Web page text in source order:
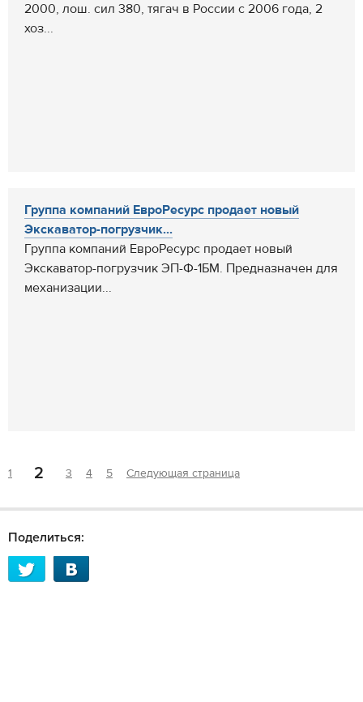
2000, лош. сил 380, тягач в России с 2006 года, 2
хоз...
Группа компаний ЕвроРесурс продает новый
Экскаватор-погрузчик...
Группа компаний ЕвроРесурс продает новый
Экскаватор-погрузчик ЭП-Ф-1БМ. Предназначен для
механизации...
1 2 3 4 5 Следующая страница
Поделиться: